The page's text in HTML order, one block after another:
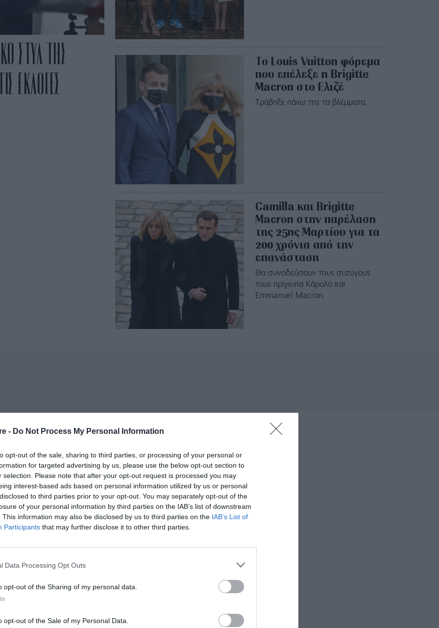
- Do Not Process My Personal Information
opt-out of the sale, sharing to third parties, or processing of your personal or
for targeted advertising by us, please use the below opt-out section to
selection. Please note that after your opt-out request is processed you may
interest-based ads based on personal information utilized by us or personal
to third parties prior to your opt-out. You may separately opt-out of the
of your personal information by third parties on the IAB’s list of downstream
This information may also be disclosed by us to third parties on the IAB’s List of
Participants that may further disclose it to other third parties.
Data Processing Opt Outs
opt-out of the Sharing of my personal data.
opt-out of the Sale of my Personal Data.
ΣΤΥΛ ΤΗΣ
ΕΚΛΟΓΕΣ
To Louis Vuitton φόρεμα
που επέλεξε η Brigitte
Macron στο Ελιζέ
Τράβηξε πάνω της τα βλέμματα.
Camilla και Brigitte
Macron στην παρέλαση
της 25ης Μαρτίου για τα
200 χρόνια από την
επανάσταση
Θα συνοδεύσουν τους συζύγους
τους πρίγκιπα Κάρολο και
Emmanuel Macron.